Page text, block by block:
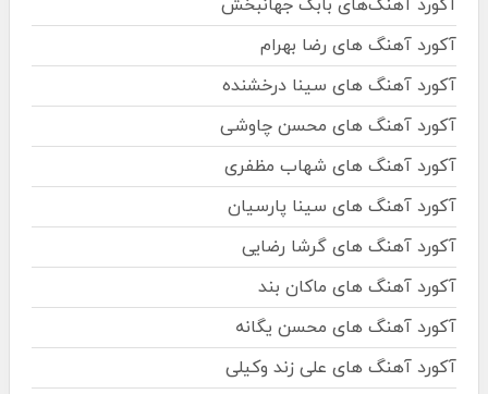
آکورد آهنگ‌های بابک جهانبخش
آکورد آهنگ های رضا بهرام
آکورد آهنگ های سینا درخشنده
آکورد آهنگ های محسن چاوشی
آکورد آهنگ های شهاب مظفری
آکورد آهنگ های سینا پارسیان
آکورد آهنگ های گرشا رضایی
آکورد آهنگ های ماکان بند
آکورد آهنگ های محسن یگانه
آکورد آهنگ های علی زند وکیلی